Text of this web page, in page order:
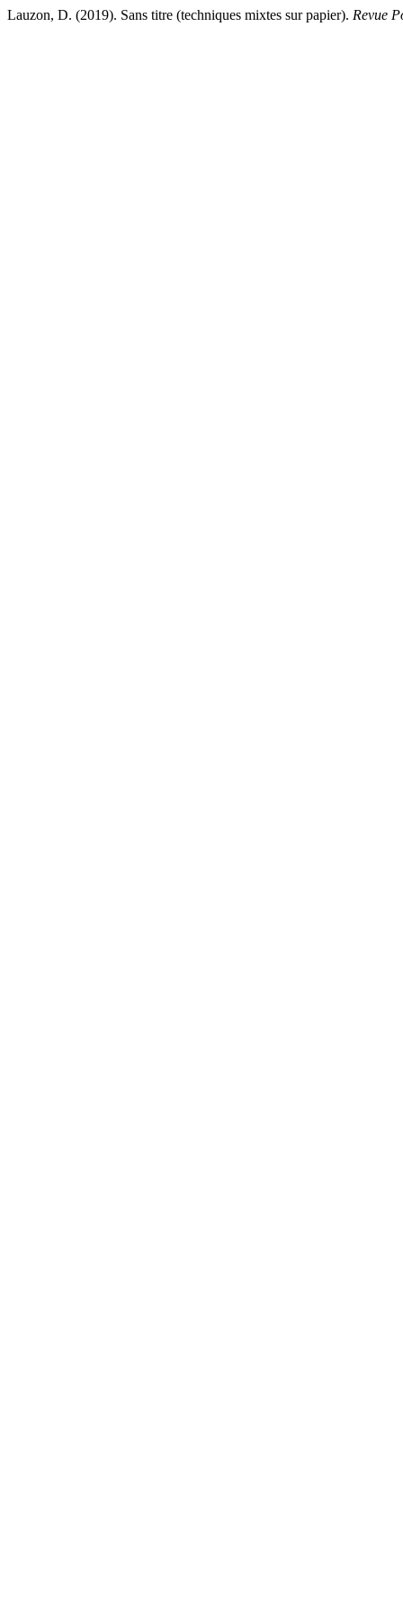
Lauzon, D. (2019). Sans titre (techniques mixtes sur papier). Revue